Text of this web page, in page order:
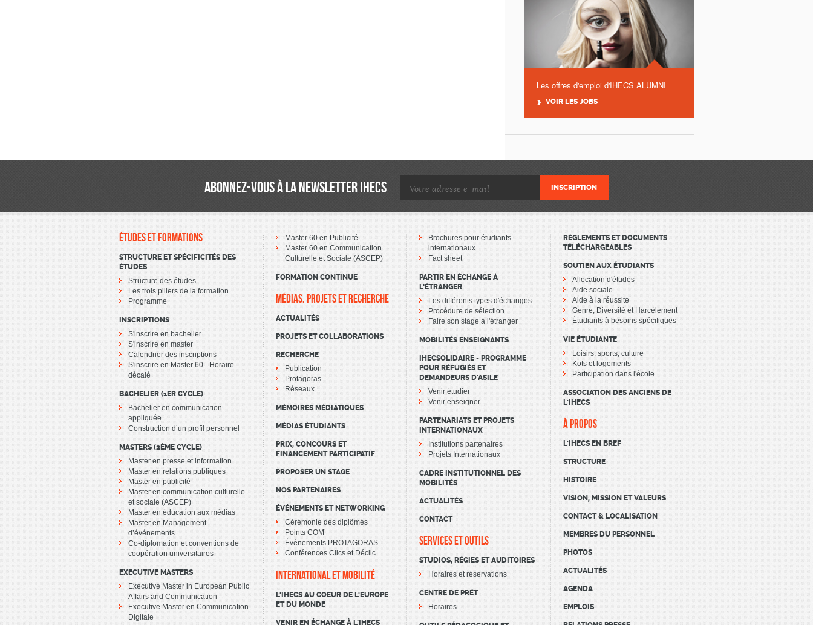
Les offres d'emploi d'IHECS ALUMNI
VOIR LES JOBS
ABONNEZ-VOUS À LA NEWSLETTER IHECS
ÉTUDES ET FORMATIONS
STRUCTURE ET SPÉCIFICITÉS DES
ÉTUDES
Structure des études
Les trois piliers de la formation
Programme
INSCRIPTIONS
S'inscrire en bachelier
S'inscrire en master
Calendrier des inscriptions
S'inscrire en Master 60 - Horaire
décalé
BACHELIER (1ER CYCLE)
Bachelier en communication
appliquée
Construction d’un profil personnel
MASTERS (2ÈME CYCLE)
Master en presse et information
Master en relations publiques
Master en publicité
Master en communication culturelle
et sociale (ASCEP)
Master en éducation aux médias
Master en Management
d’événements
Co-diplomation et conventions de
coopération universitaires
EXECUTIVE MASTERS
Executive Master in European Public
Affairs and Communication
Executive Master en Communication
Digitale
Master 60 en Publicité
Master 60 en Communication
Culturelle et Sociale (ASCEP)
FORMATION CONTINUE
MÉDIAS, PROJETS ET RECHERCHE
ACTUALITÉS
PROJETS ET COLLABORATIONS
RECHERCHE
Publication
Protagoras
Réseaux
MÉMOIRES MÉDIATIQUES
MÉDIAS ÉTUDIANTS
PRIX, CONCOURS ET
FINANCEMENT PARTICIPATIF
PROPOSER UN STAGE
NOS PARTENAIRES
ÉVÉNEMENTS ET NETWORKING
Cérémonie des diplômés
Points COM’
Événements PROTAGORAS
Conférences Clics et Déclic
INTERNATIONAL ET MOBILITÉ
L'IHECS AU COEUR DE L'EUROPE
ET DU MONDE
VENIR EN ÉCHANGE À L’IHECS
Brochures pour étudiants
internationaux
Fact sheet
PARTIR EN ÉCHANGE À
L’ÉTRANGER
Les différents types d'échanges
Procédure de sélection
Faire son stage à l'étranger
MOBILITÉS ENSEIGNANTS
IHECSOLIDAIRE - PROGRAMME
POUR RÉFUGIÉS ET
DEMANDEURS D’ASILE
Venir étudier
Venir enseigner
PARTENARIATS ET PROJETS
INTERNATIONAUX
Institutions partenaires
Projets Internationaux
CADRE INSTITUTIONNEL DES
MOBILITÉS
ACTUALITÉS
CONTACT
SERVICES ET OUTILS
STUDIOS, RÉGIES ET AUDITOIRES
Horaires et réservations
CENTRE DE PRÊT
Horaires
RÈGLEMENTS ET DOCUMENTS
TÉLÉCHARGEABLES
SOUTIEN AUX ÉTUDIANTS
Allocation d'études
Aide sociale
Aide à la réussite
Genre, Diversité et Harcèlement
Étudiants à besoins spécifiques
VIE ÉTUDIANTE
Loisirs, sports, culture
Kots et logements
Participation dans l'école
ASSOCIATION DES ANCIENS DE
L'IHECS
À PROPOS
L'IHECS EN BREF
STRUCTURE
HISTOIRE
VISION, MISSION ET VALEURS
CONTACT & LOCALISATION
MEMBRES DU PERSONNEL
PHOTOS
ACTUALITÉS
AGENDA
EMPLOIS